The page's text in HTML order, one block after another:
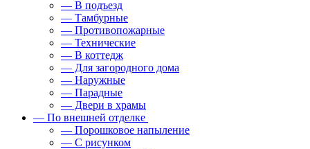
— В подъезд
— Тамбурные
— Противопожарные
— Технические
— В коттедж
— Для загородного дома
— Наружные
— Парадные
— Двери в храмы
— По внешней отделке
— Порошковое напыление
— С рисунком